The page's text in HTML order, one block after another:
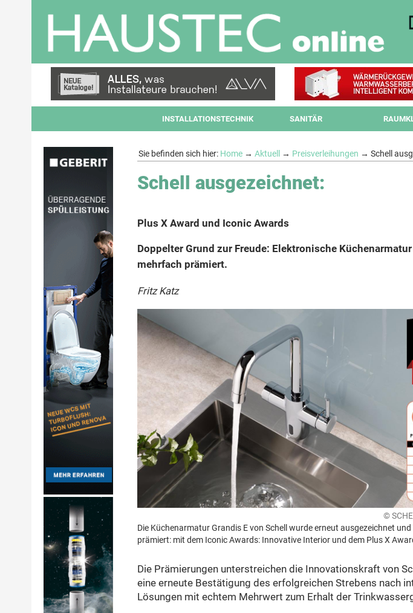
INSTALLATIONSTECHNIK SANITÄR
Sie befinden sich hier: Home → Aktuell → Preisverleihungen → Schell
Schell ausgezeichnet:
Plus X Award und Iconic Awards
Doppelter Grund zur Freude: Elektronische
mehrfach prämiert.
Fritz Katz
©
Die Küchenarmatur Grandis E von Schell wurde erneut ausgezeichnet
prämiert: mit dem Iconic Awards: Innovative Interior und dem Plus X
Die Prämierungen unterstreichen die Innovationskraft von
eine erneute Bestätigung des erfolgreichen Strebens nach
Lösungen mit echtem Mehrwert zum Erhalt der